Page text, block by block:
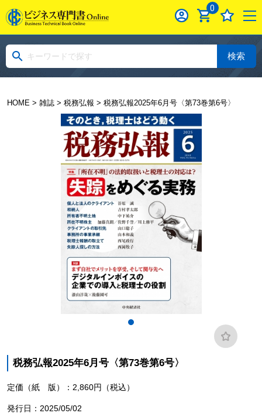
0
検索
HOME> 雑誌> 税務弘報 > 税務弘報2025年6月号〈第73巻第6号〉
税務弘報2025年6月号〈第73巻第6号〉
定価（紙 版）：2,860円（税込）
発行日：2025/05/02